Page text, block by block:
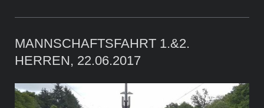
MANNSCHAFTSFAHRT 1.&2.
HERREN, 22.06.2017